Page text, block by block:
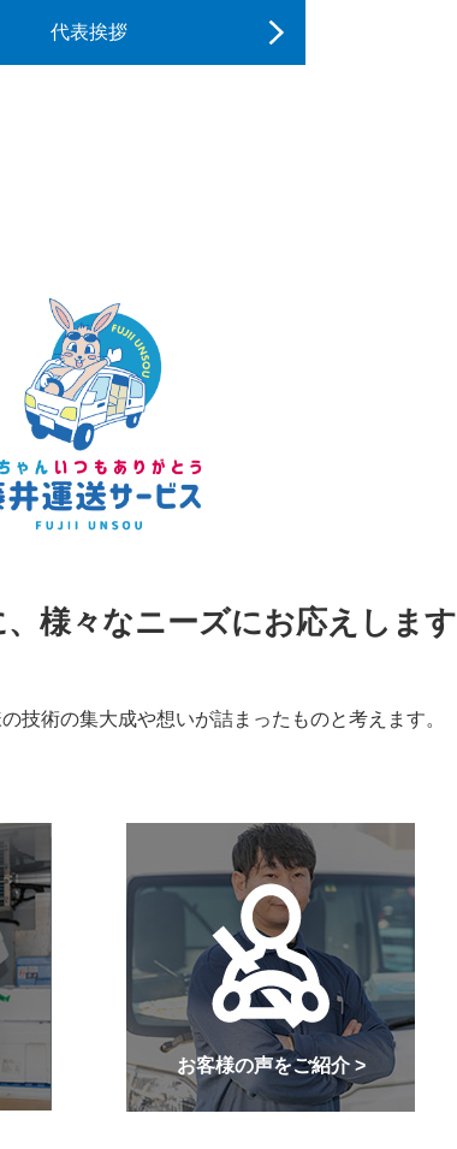
代表挨拶
様々なニーズにお応えします
技術の集大成や想いが詰まったものと考えます。
お客様の声をご紹介 >